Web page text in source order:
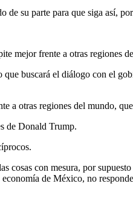
su parte para que siga así,
mejor frente a otras regiones
buscará el diálogo con el
a otras regiones del mundo,
de Donald Trump.
cosas con mesura, por
de México, no